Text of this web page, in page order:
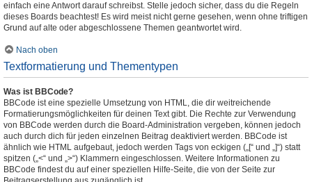
einfach eine Antwort darauf schreibst. Stelle jedoch sicher, dass du die Regeln
dieses Boards beachtest! Es wird meist nicht gerne gesehen, wenn ohne triftigen
Grund auf alte oder abgeschlossene Themen geantwortet wird.
Nach oben
Textformatierung und Thementypen
Was ist BBCode?
BBCode ist eine spezielle Umsetzung von HTML, die dir weitreichende
Formatierungsmöglichkeiten für deinen Text gibt. Die Rechte zur Verwendung
von BBCode werden durch die Board-Administration vergeben, können jedoch
auch durch dich für jeden einzelnen Beitrag deaktiviert werden. BBCode ist
ähnlich wie HTML aufgebaut, jedoch werden Tags von eckigen („[“ und „]“) statt
spitzen („<“ und „>“) Klammern eingeschlossen. Weitere Informationen zu
BBCode findest du auf einer speziellen Hilfe-Seite, die von der Seite zur